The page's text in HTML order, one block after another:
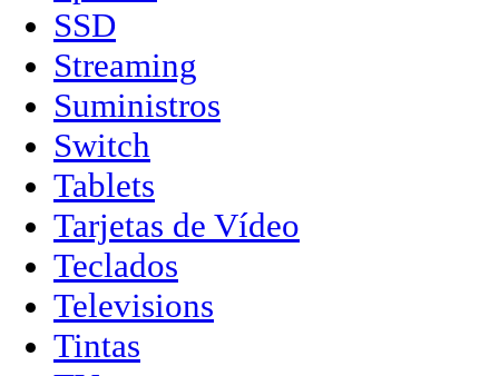
SSD
Streaming
Suministros
Switch
Tablets
Tarjetas de Vídeo
Teclados
Televisions
Tintas